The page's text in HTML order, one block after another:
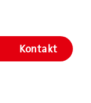
Kontakt